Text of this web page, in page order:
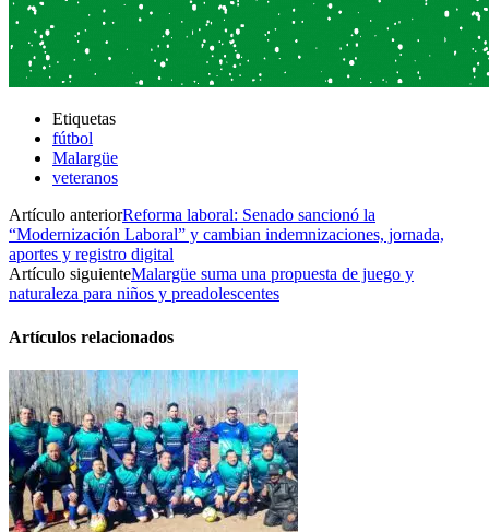
Etiquetas
fútbol
Malargüe
veteranos
Artículo anteriorReforma laboral: Senado sancionó la
“Modernización Laboral” y cambian indemnizaciones, jornada,
aportes y registro digital
Artículo siguienteMalargüe suma una propuesta de juego y
naturaleza para niños y preadolescentes
Artículos relacionados